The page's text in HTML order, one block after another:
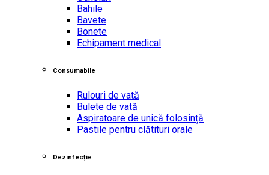
Bahile
Bavete
Bonete
Echipament medical
Consumabile
Rulouri de vată
Bulete de vată
Aspiratoare de unică folosință
Pastile pentru clătituri orale
Dezinfecție